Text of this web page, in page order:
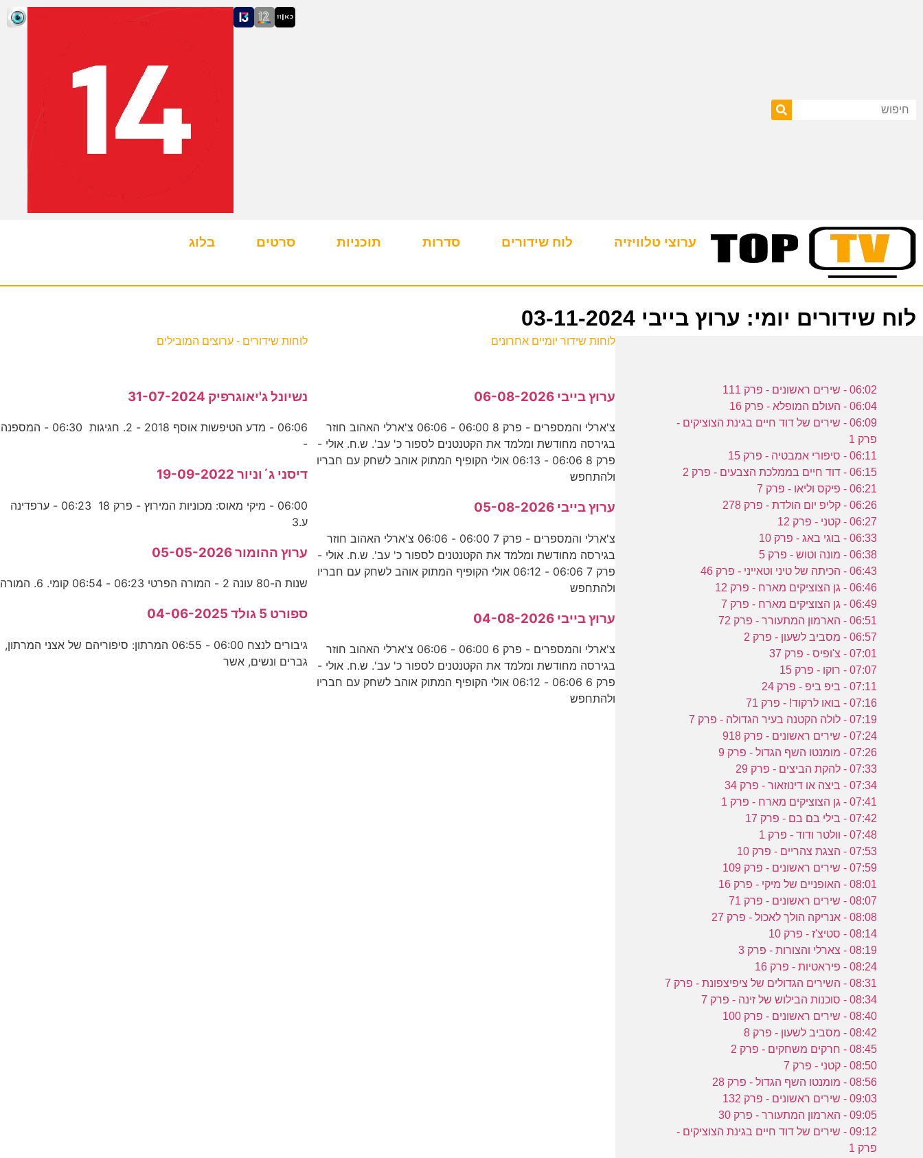
ערוצי טלוויזיה לוח שידורים סדרות תוכניות סרטים בלוג
לוח שידורים יומי: ערוץ בייבי 03-11-2024
06:02 - שירים ראשונים - פרק 111
06:04 - העולם המופלא - פרק 16
06:09 - שירים של דוד חיים בגינת הצוציקים -
פרק 1
06:11 - סיפורי אמבטיה - פרק 15
06:15 - דוד חיים בממלכת הצבעים - פרק 2
06:21 - פיקס וליאו - פרק 7
06:26 - קליפ יום הולדת - פרק 278
06:27 - קטני - פרק 12
06:33 - בוגי באג - פרק 10
06:38 - מונה וטוש - פרק 5
06:43 - הכיתה של טיני וטאייני - פרק 46
06:46 - גן הצוציקים מארח - פרק 12
06:49 - גן הצוציקים מארח - פרק 7
06:51 - הארמון המתעורר - פרק 72
06:57 - מסביב לשעון - פרק 2
07:01 - צ'ופיס - פרק 37
07:07 - רוקו - פרק 15
07:11 - ביפ ביפ - פרק 24
07:16 - בואו לרקוד! - פרק 71
07:19 - לולה הקטנה בעיר הגדולה - פרק 7
07:24 - שירים ראשונים - פרק 918
07:26 - מומנטו השף הגדול - פרק 9
07:33 - להקת הביצים - פרק 29
07:34 - ביצה או דינוזאור - פרק 34
07:41 - גן הצוציקים מארח - פרק 1
07:42 - בילי בם בם - פרק 17
07:48 - וולטר ודוד - פרק 1
07:53 - הצגת צהריים - פרק 10
07:59 - שירים ראשונים - פרק 109
08:01 - האופניים של מיקי - פרק 16
08:07 - שירים ראשונים - פרק 71
08:08 - אנריקה הולך לאכול - פרק 27
08:14 - סטיצ'ז - פרק 10
08:19 - צארלי והצורות - פרק 3
08:24 - פיראטיות - פרק 16
08:31 - השירים הגדולים של ציפיצפונת - פרק 7
08:34 - סוכנות הבילוש של זינה - פרק 7
08:40 - שירים ראשונים - פרק 100
08:42 - מסביב לשעון - פרק 8
08:45 - חרקים משחקים - פרק 2
08:50 - קטני - פרק 7
08:56 - מומנטו השף הגדול - פרק 28
09:03 - שירים ראשונים - פרק 132
09:05 - הארמון המתעורר - פרק 30
09:12 - שירים של דוד חיים בגינת הצוציקים -
פרק 1
לוחות שידור יומיים אחרונים
ערוץ בייבי 06-08-2026
צ'ארלי והמספרים - פרק 8 06:00 - 06:06 צ'ארלי האהוב חוזר
בגירסה מחודשת ומלמד את הקטנטנים לספור כ' עב'. ש.ח. אולי -
פרק 8 06:06 - 06:13 אולי הקופיף המתוק אוהב לשחק עם חבריו
ולהתחפש
ערוץ בייבי 05-08-2026
צ'ארלי והמספרים - פרק 7 06:00 - 06:06 צ'ארלי האהוב חוזר
בגירסה מחודשת ומלמד את הקטנטנים לספור כ' עב'. ש.ח. אולי -
פרק 7 06:06 - 06:12 אולי הקופיף המתוק אוהב לשחק עם חבריו
ולהתחפש
ערוץ בייבי 04-08-2026
צ'ארלי והמספרים - פרק 6 06:00 - 06:06 צ'ארלי האהוב חוזר
בגירסה מחודשת ומלמד את הקטנטנים לספור כ' עב'. ש.ח. אולי -
פרק 6 06:06 - 06:12 אולי הקופיף המתוק אוהב לשחק עם חבריו
ולהתחפש
לוחות שידורים - ערוצים המובילים
נשיונל ג'יאוגרפיק 31-07-2024
06:06 - מדע הטיפשות אוסף 2018 - 2. חגיגות 06:30 - המספנה
-
דיסני ג´וניור 19-09-2022
06:00 - מיקי מאוס: מכוניות המירוץ - פרק 18 06:23 - ערפדינה
ע.3
ערוץ ההומור 05-05-2026
שנות ה-80 עונה 2 - המורה הפרטי 06:23 - 06:54 קומי. 6. המורה
ספורט 5 גולד 04-06-2025
גיבורים לנצח 06:00 - 06:55 המרתון: סיפוריהם של אצני המרתון,
גברים ונשים, אשר